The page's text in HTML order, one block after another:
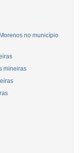
no município
mineiras